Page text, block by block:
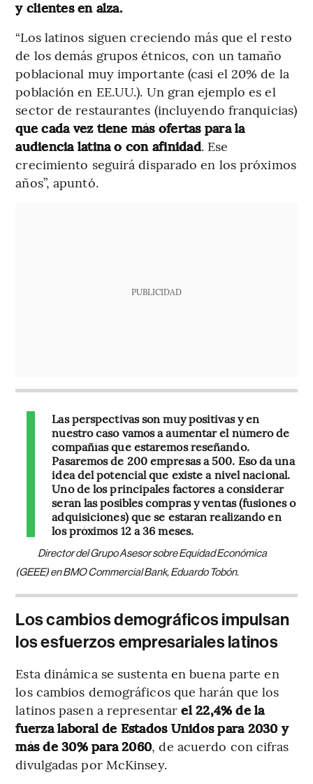
y clientes en alza.
“Los latinos siguen creciendo más que el resto
de los demás grupos étnicos, con un tamaño
poblacional muy importante (casi el 20% de la
población en EE.UU.). Un gran ejemplo es el
sector de restaurantes (incluyendo franquicias)
que cada vez tiene más ofertas para la
audiencia latina o con afinidad. Ese
crecimiento seguirá disparado en los próximos
años”, apuntó.
PUBLICIDAD
Las perspectivas son muy positivas y en
nuestro caso vamos a aumentar el número de
compañías que estaremos reseñando.
Pasaremos de 200 empresas a 500. Eso da una
idea del potencial que existe a nivel nacional.
Uno de los principales factores a considerar
serán las posibles compras y ventas (fusiones o
adquisiciones) que se estarán realizando en
los próximos 12 a 36 meses.
Director del Grupo Asesor sobre Equidad Económica
(GEEE) en BMO Commercial Bank, Eduardo Tobón.
Los cambios demográficos impulsan
los esfuerzos empresariales latinos
Esta dinámica se sustenta en buena parte en
los cambios demográficos que harán que los
latinos pasen a representar el 22,4% de la
fuerza laboral de Estados Unidos para 2030 y
más de 30% para 2060, de acuerdo con cifras
divulgadas por McKinsey.